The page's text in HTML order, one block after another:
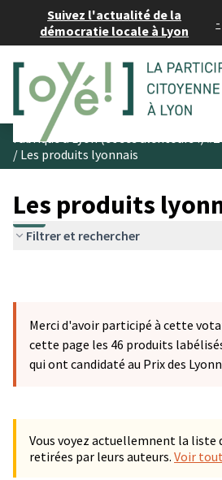
Suivez l'actualité de la
démocratie locale à Lyon
-
/ Les produits lyonnais
Les produits
Filtrer et rechercher
Merci d'avoir participé à cette
cette page les 46 produits
qui ont candidaté au Prix des
Vous voyez actuellemnent la liste
retirées par leurs auteurs. Voir